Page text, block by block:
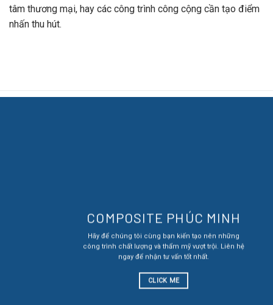
tâm thương mại, hay các công trình công cộng cần tạo điểm
nhấn thu hút.
COMPOSITE PHÚC MINH
Hãy để chúng tôi cùng bạn kiến tạo nên những
công trình chất lượng và thẩm mỹ vượt trội. Liên hệ
ngay để nhận tư vấn tốt nhất.
CLICK ME